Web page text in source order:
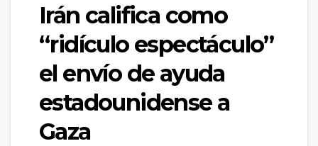
Irán califica como
“ridículo espectáculo”
el envío de ayuda
estadounidense a
Gaza